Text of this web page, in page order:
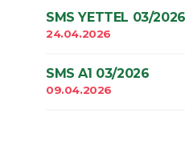
SMS YETTEL 03/2026
24.04.2026
SMS A1 03/2026
09.04.2026